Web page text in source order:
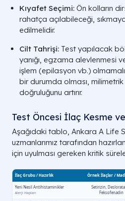
Kıyafet Seçimi: Ön kolların
rahatça açılabileceği,
edilmelidir.
Cilt Tahrişi: Test yapılacak
yanığı, egzama alevlenmesi
işlem (epilasyon vb.)
bir durumda olması,
doğruluğunu artırır.
Test Öncesi İlaç Kesme ve
Aşağıdaki tablo, Ankara A Life
uzmanlarımız tarafından
için uyulması gereken kritik